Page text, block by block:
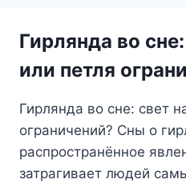
ВСЕ
Гирлянда во
или петля
Гирлянда во сне: свет
ограничений? Сны о
распространённое
затрагивает людей